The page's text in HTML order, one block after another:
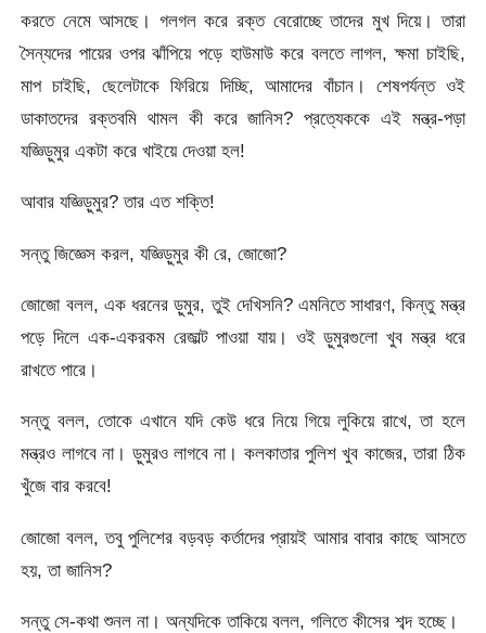
করতে নেমে আসছে। গলগল করে রক্ত বেরোচ্ছে তাদের মুখ দিয়ে। তারা
সৈন্যদের পায়ের ওপর ঝাঁপিয়ে পড়ে হাউমাউ করে বলতে লাগল, ক্ষমা চাইছি,
মাপ চাইছি, ছেলেটাকে ফিরিয়ে দিচ্ছি, আমাদের বাঁচান। শেষপর্যন্ত ওই
ডাকাতদের রক্তবমি থামল কী করে জানিস? প্রত্যেককে এই মন্ত্র-পড়া
যজ্ঞিড়ুমুর একটা করে খাইয়ে দেওয়া হল!
আবার যজ্ঞিড়ুমুর? তার এত শক্তি!
সন্তু জিজ্ঞেস করল, যজ্ঞিড়ুমুর কী রে, জোজো?
জোজো বলল, এক ধরনের ড়ুমুর, তুই দেখিসনি? এমনিতে সাধারণ, কিন্তু মন্ত্র
পড়ে দিলে এক-একরকম রেজাল্ট পাওয়া যায়। ওই ড়ুমুরগুলো খুব মন্ত্র ধরে
রাখতে পারে।
সন্তু বলল, তোকে এখানে যদি কেউ ধরে নিয়ে গিয়ে লুকিয়ে রাখে, তা হলে
মন্ত্রও লাগবে না। ড়ুমুরও লাগবে না। কলকাতার পুলিশ খুব কাজের, তারা ঠিক
খুঁজে বার করবে!
জোজো বলল, তবু পুলিশের বড়বড় কর্তাদের প্রায়ই আমার বাবার কাছে আসতে
হয়, তা জানিস?
সন্তু সে-কথা শুনল না। অন্যদিকে তাকিয়ে বলল, গলিতে কীসের শব্দ হচ্ছে।